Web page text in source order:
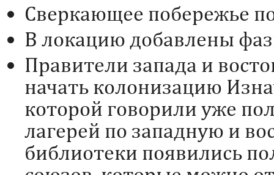
Сверкающее побережье
В локацию добавлены
Правители запада и
начать колонизацию
которой говорили уже
лагерей по западную и
библиотеки появились